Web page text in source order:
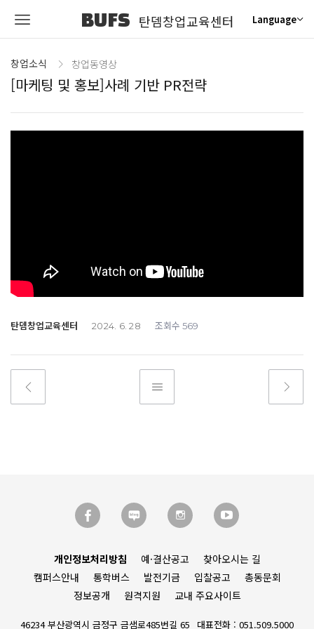
BUFS 탄뎀창업교육센터 Language
창업소식 창업동영상
[마케팅 및 홍보]사례 기반 PR전략
탄뎀창업교육센터 2024. 6. 28 조회수 569
개인정보처리방침 예·결산공고
찾아오시는 길
캠퍼스안내
통학버스 발전기금 입찰공고
총동문회
정보공개
원격지원 교내 주요사이트
46234 부산광역시 금정구 금샘로485번길 65 대표전화 : 051.509.5000